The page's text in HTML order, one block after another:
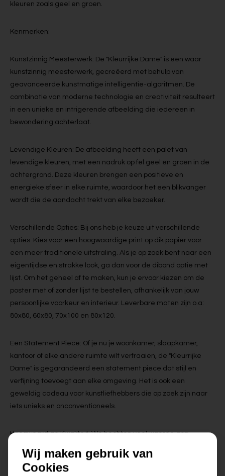
kleuren zoals geel en groen.
Kenmerken:
Kunstzinnig Meesterwerk: De "Kleurrijke Dame" is een waar
kunstzinnig meesterwerk, gecreëerd met behulp van
geavanceerde kunstmatige intelligentie-algoritmen. De
combinatie van moderne technologie en creativiteit resulteert
in een unieke en intrigerende afbeelding die iedereen in
bewondering achterlaat.
Levendige Kleuren: De afbeelding heeft een palet van
levendige kleuren, met een nadruk op fel geel en groen in de
achtergrond. Deze kleuren brengen een positieve en
energieke sfeer in elke ruimte, waardoor het een blikvanger
wordt die de aandacht trekt van elke bezoeker.
Verschillende Opties: Bij ons heb je keuze uit verschillende
opties. Kies voor een hoogwaardige print op dik papier voor
een meer traditionele uitstraling. Als je op zoek bent naar een
eigentijdse en strakke look, ga dan voor de dibond optie met
lijst. Om het geheel af te maken, kun je ervoor kiezen om de
poster met of zonder lijst te bestellen, afhankelijk van jouw
persoonlijke voorkeur en interieur. Leverbare maten zijn o.a:
80x80, 60x80, 70x100 en 80x120.
Een Statement Piece: Of je nu je woonkamer, slaapkamer,
kantoor of elke andere ruimte wilt verfraaien, de "Kleurrijke
Dame" is gegarandeerd een statement piece dat stijl en
verfijning toevoegt aan elke omgeving. Het is ook een
geweldig cadeau voor kunstliefhebbers die op zoek zijn naar
iets unieks en onconventioneels.
Hoogwaardige Kwaliteit: We hechten veel waarde aan
geavanceerde afdruktechnieken en premium materialen,
waardoor de kleuren levensecht en duurzaam zijn. Het
Wij maken gebruik van
Cookies